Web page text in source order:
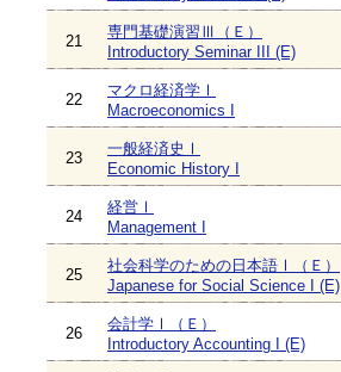
21
専門基礎演習Ⅲ（Ｅ）
Introductory Seminar III (E)
22
マクロ経済学Ⅰ
Macroeconomics I
23
一般経済史Ⅰ
Economic History I
24
経営Ⅰ
Management I
25
社会科学のための日本語Ⅰ（Ｅ）
Japanese for Social Science I (E)
26
会計学Ⅰ（Ｅ）
Introductory Accounting I (E)